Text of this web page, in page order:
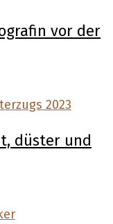
vor der
düster und